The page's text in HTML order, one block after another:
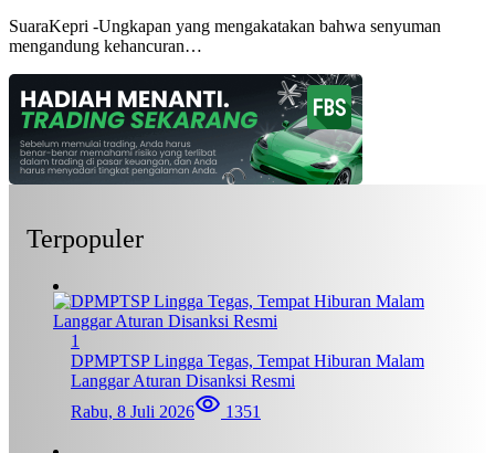
SuaraKepri -Ungkapan yang mengakatakan bahwa senyuman
mengandung kehancuran…
Terpopuler
1
DPMPTSP Lingga Tegas, Tempat Hiburan Malam
Langgar Aturan Disanksi Resmi
Rabu, 8 Juli 2026
1351